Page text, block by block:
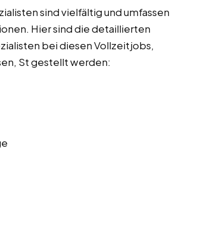
sind vielfältig und umfassen
Hier sind die detaillierten
bei diesen Vollzeitjobs,
St gestellt werden: